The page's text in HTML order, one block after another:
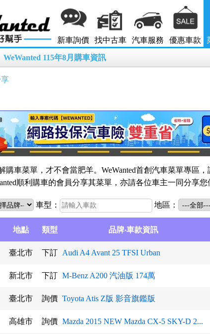
新車詢價 找中古車 汽車服務 優惠車款
WeWanted 115年8月購車資訊
購車菜單，才不會當肥羊。WeWanted首創汽車菜單專區
順利購車的會員分享其菜單，亦請各位車主一同分享您
車型： 地區：
地點 類型 品牌‧車款資訊
臺北市 下訂 Audi A4 Avant 25 TFSI Urban
新北市 下訂 M-Benz A200 汽油版 174萬
臺北市 詢價 Toyota Atis Z版 影音旗鑑版
高雄市 詢價 Mazda 2015 NEW Mazda CX-5 SKY-D 2...